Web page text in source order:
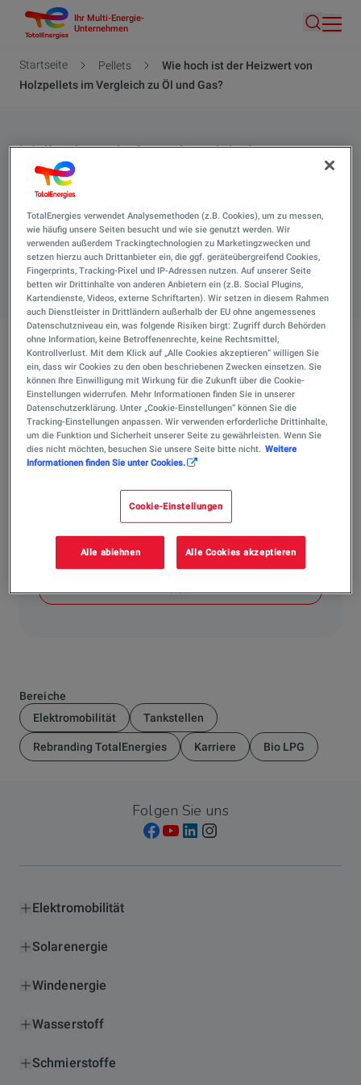
Inhalt
Ihr Multi-Energie-
Unternehmen
Suche
Pfadnavigation
Startseite Pellets
Wie hoch ist der Heizwert von
Holzpellets im Vergleich zu Öl und Gas?
Wie hoch ist der Heizwert
von Holzpellets im
Vergleich zu Öl und Gas?
Wie hoch ist der Heizwert von Holzpellets im Vergleich
zu Öl und Gas?
Die Energieeffizienz von Pellets ist hervorragend. 1 kg
unserer ENplus A1 Pellets liefert rund 5 kWh Energie.
Das entspricht im Vergleich etwa einem halben Liter
Heizöl oder einem halben Kubikmeter Erdgas. Sie heizen
Hat Ihnen die Antwort weitergeholfen?
Nein
Bereiche
Elektromobilität
Tankstellen
Rebranding TotalEnergies Karriere Bio LPG
Folgen Sie uns
Elektromobilität
Solarenergie
Windenergie
Wasserstoff
Schmierstoffe
TotalEnergies verwendet Analysemethoden (z.B. Cookies), um zu messen,
wie häufig unsere Seiten besucht und wie sie genutzt werden. Wir
verwenden außerdem Trackingtechnologien zu Marketingzwecken und
setzen hierzu auch Drittanbieter ein, die ggf. geräteübergreifend Cookies,
Fingerprints, Tracking-Pixel und IP-Adressen nutzen. Auf unserer Seite
betten wir Drittinhalte von anderen Anbietern ein (z.B. Social Plugins,
Kartendienste, Videos, externe Schriftarten). Wir setzen in diesem Rahmen
auch Dienstleister in Drittländern außerhalb der EU ohne angemessenes
Datenschutzniveau ein, was folgende Risiken birgt: Zugriff durch Behörden
ohne Information, keine Betroffenenrechte, keine Rechtsmittel,
Kontrollverlust. Mit dem Klick auf „Alle Cookies akzeptieren“ willigen Sie
ein, dass wir Cookies zu den oben beschriebenen Zwecken einsetzen. Sie
können Ihre Einwilligung mit Wirkung für die Zukunft über die Cookie-
Einstellungen widerrufen. Mehr Informationen finden Sie in unserer
Datenschutzerklärung. Unter „Cookie-Einstellungen“ können Sie die
Tracking-Einstellungen anpassen. Wir verwenden erforderliche Drittinhalte,
um die Funktion und Sicherheit unserer Seite zu gewährleisten. Wenn Sie
dies nicht möchten, besuchen Sie unsere Seite bitte nicht. Weitere
Informationen finden Sie unter Cookies.
Cookie-Einstellungen
Alle ablehnen Alle Cookies akzeptieren